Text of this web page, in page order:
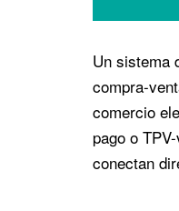
Un sistema
compra-
comercio
pago o
conectan